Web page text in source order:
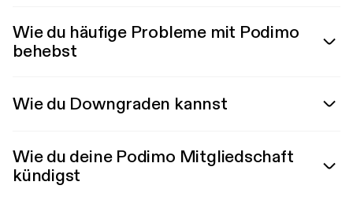
Wie du häufige Probleme mit Podimo
behebst
Wie du Downgraden kannst
Wie du deine Podimo Mitgliedschaft
kündigst